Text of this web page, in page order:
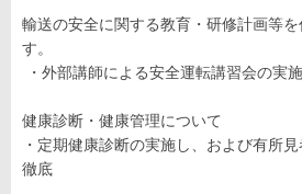
輸送の安全に関する教育・研修計画等
す。
・外部講師による安全運転講習会の実施
健康診断・健康管理について
・定期健康診断の実施し、および有所
徹底